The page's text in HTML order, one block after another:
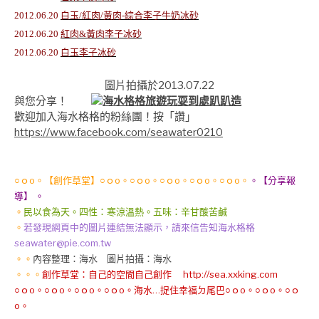
2012.06.20 白玉/紅肉/黃肉-綜合李子牛奶冰砂
2012.06.20 紅肉&黃肉李子冰砂
2012.06.20 白玉李子冰砂
圖片拍攝於2013.07.22
與您分享！
歡迎加入海水格格的粉絲團！按「讚」
https://www.facebook.com/seawater0210
○ｏo。【創作草堂】○ｏo。○ｏo。○ｏo。○ｏo。○ｏo。 。【分享報
導】 。
。 民以食為天。四性：寒涼溫熱。五味：辛甘酸苦鹹
。 若發現網頁中的圖片連結無法顯示，請來信告知海水格格
seawater@pie.com.tw
。。 內容整理：海水 圖片拍攝：海水
。。。 創作草堂：自己的空間自己創作 http://sea.xxking.com
○ｏo。○ｏo。○ｏo。○ｏo。海水…捉住幸福ㄉ尾巴○ｏo。○ｏo。○ｏ
o。